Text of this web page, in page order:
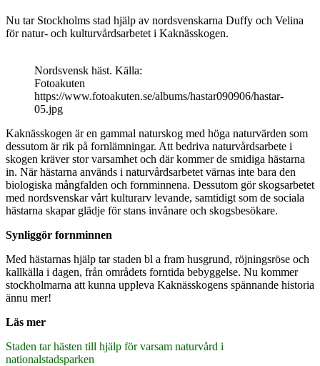
Nu tar Stockholms stad hjälp av nordsvenskarna Duffy och Velina
för natur- och kulturvårdsarbetet i Kaknässkogen.
Nordsvensk häst. Källa:
Fotoakuten
https://www.fotoakuten.se/albums/hastar090906/hastar-
05.jpg
Kaknässkogen är en gammal naturskog med höga naturvärden som
dessutom är rik på fornlämningar. Att bedriva naturvårdsarbete i
skogen kräver stor varsamhet och där kommer de smidiga hästarna
in. När hästarna används i naturvårdsarbetet värnas inte bara den
biologiska mångfalden och fornminnena. Dessutom gör skogsarbetet
med nordsvenskar vårt kulturarv levande, samtidigt som de sociala
hästarna skapar glädje för stans invånare och skogsbesökare.
Synliggör fornminnen
Med hästarnas hjälp tar staden bl a fram husgrund, röjningsröse och
kallkälla i dagen, från områdets forntida bebyggelse. Nu kommer
stockholmarna att kunna uppleva Kaknässkogens spännande historia
ännu mer!
Läs mer
Staden tar hästen till hjälp för varsam naturvård i
nationalstadsparken